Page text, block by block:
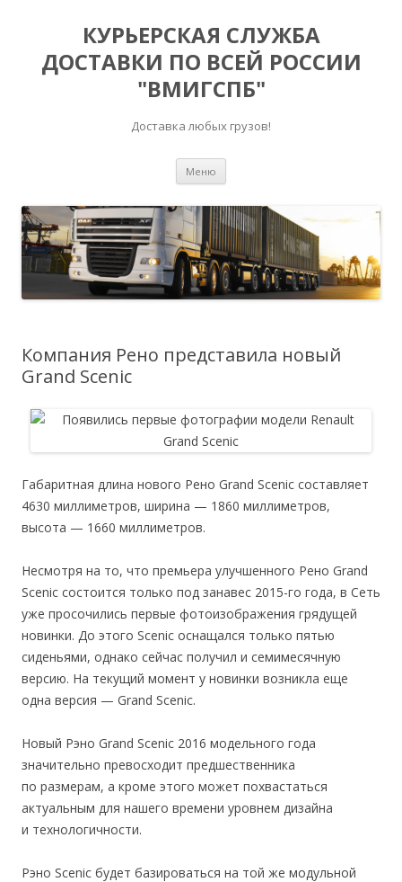
КУРЬЕРСКАЯ СЛУЖБА
ДОСТАВКИ ПО ВСЕЙ РОССИИ
"ВМИГСПБ"
Доставка любых грузов!
Меню
Компания Рено представила новый
Grand Scenic
Габаритная длина нового Рено Grand Scenic составляет
4630 миллиметров, ширина — 1860 миллиметров,
высота — 1660 миллиметров.
Несмотря на то, что премьера улучшенного Рено Grand
Scenic состоится только под занавес 2015-го года, в Сеть
уже просочились первые фотоизображения грядущей
новинки. До этого Scenic оснащался только пятью
сиденьями, однако сейчас получил и семимесячную
версию. На текущий момент у новинки возникла еще
одна версия — Grand Scenic.
Новый Рэно Grand Scenic 2016 модельного года
значительно превосходит предшественника
по размерам, а кроме этого может похвастаться
актуальным для нашего времени уровнем дизайна
и технологичности.
Рэно Scenic будет базироваться на той же модульной